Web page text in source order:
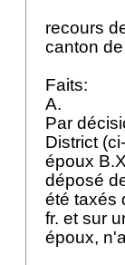
recours
canton
Faits:
A.
Par
District
époux
déposé
été taxés
fr. et sur
époux,